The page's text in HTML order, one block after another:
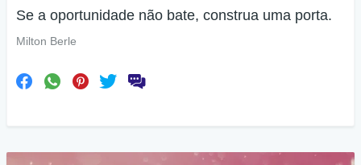
Se a oportunidade não bate, construa uma porta.
Milton Berle